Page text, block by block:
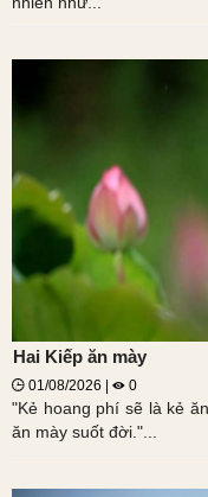
Hai Kiếp ăn mày
01/08/2026 | 0
"Kẻ hoang phí sẽ là kẻ
ăn mày suốt đời."...